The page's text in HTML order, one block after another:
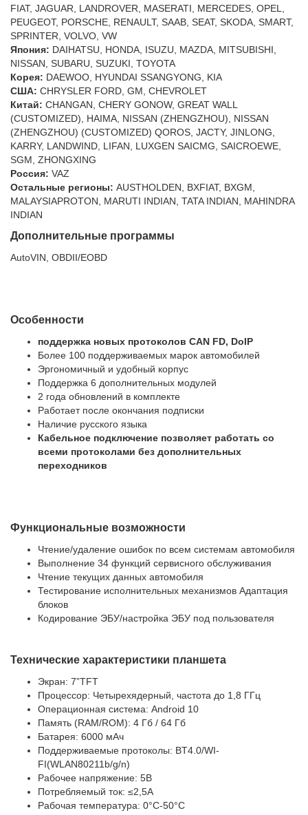
FIAT, JAGUAR, LANDROVER, MASERATI, MERCEDES, OPEL,
PEUGEOT, PORSCHE, RENAULT, SAAB, SEAT, SKODA, SMART,
SPRINTER, VOLVO, VW
Япония: DAIHATSU, HONDA, ISUZU, MAZDA, MITSUBISHI,
NISSAN, SUBARU, SUZUKI, TOYOTA
Корея: DAEWOO, HYUNDAI SSANGYONG, KIA
США: CHRYSLER FORD, GM, CHEVROLET
Китай: CHANGAN, CHERY GONOW, GREAT WALL
(CUSTOMIZED), HAIMA, NISSAN (ZHENGZHOU), NISSAN
(ZHENGZHOU) (CUSTOMIZED) QOROS, JACTY, JINLONG,
KARRY, LANDWIND, LIFAN, LUXGEN SAICMG, SAICROEWE,
SGM, ZHONGXING
Россия: VAZ
Остальные регионы: AUSTHOLDEN, BXFIAT, BXGM,
MALAYSIAPROTON, MARUTI INDIAN, TATA INDIAN, MAHINDRA
INDIAN
Дополнительные программы
AutoVIN, OBDII/EOBD
Особенности
поддержка новых протоколов CAN FD, DoIP
Более 100 поддерживаемых марок автомобилей
Эргономичный и удобный корпус
Поддержка 6 дополнительных модулей
2 года обновлений в комплекте
Работает после окончания подписки
Наличие русского языка
Кабельное подключение позволяет работать со
всеми протоколами без дополнительных
переходников
Функциональные возможности
Чтение/удаление ошибок по всем системам автомобиля
Выполнение 34 функций сервисного обслуживания
Чтение текущих данных автомобиля
Тестирование исполнительных механизмов Адаптация
блоков
Кодирование ЭБУ/настройка ЭБУ под пользователя
Технические характеристики планшета
Экран: 7”TFT
Процессор: Четырехядерный, частота до 1,8 ГГц
Операционная система: Android 10
Память (RAM/ROM): 4 Гб / 64 Гб
Батарея: 6000 мАч
Поддерживаемые протоколы: BT4.0/WI-
FI(WLAN80211b/g/n)
Рабочее напряжение: 5В
Потребляемый ток: ≤2,5А
Рабочая температура: 0°С-50°С